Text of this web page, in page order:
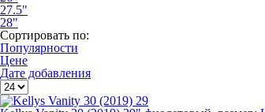
27.5"
28"
Сортировать по:
Популярности
Цене
Дате добавления